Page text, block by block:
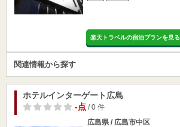
楽天トラベルの宿泊プランを見る
関連情報から探す
ホテルインターゲート広島
-点/ 0 件
広島県 / 広島市中区